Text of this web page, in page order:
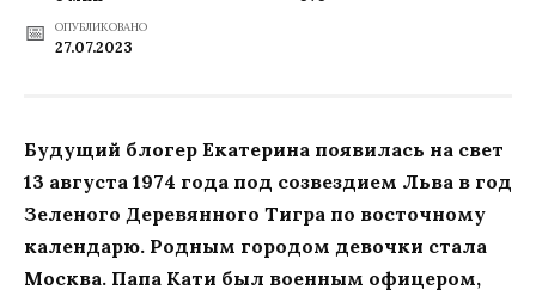
ОПУБЛИКОВАНО
27.07.2023
Будущий блогер Екатерина появилась на свет
13 августа 1974 года под созвездием Льва в год
Зеленого Деревянного Тигра по восточному
календарю. Родным городом девочки стала
Москва. Папа Кати был военным офицером,